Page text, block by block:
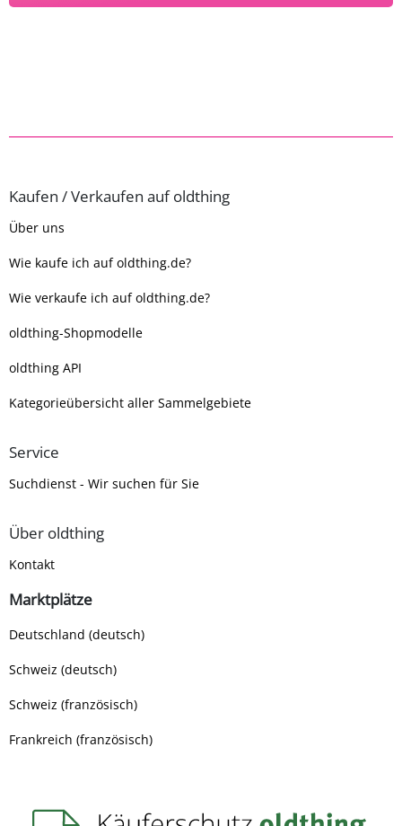
Kaufen / Verkaufen auf oldthing
Über uns
Wie kaufe ich auf oldthing.de?
Wie verkaufe ich auf oldthing.de?
oldthing-Shopmodelle
oldthing API
Kategorieübersicht aller Sammelgebiete
Service
Suchdienst - Wir suchen für Sie
Über oldthing
Kontakt
Marktplätze
Deutschland (deutsch)
Schweiz (deutsch)
Schweiz (französisch)
Frankreich (französisch)